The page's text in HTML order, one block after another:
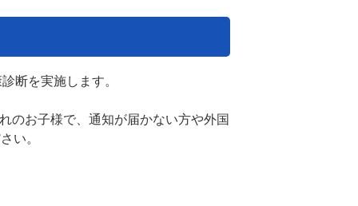
断を実施します。
お子様で、通知が届かない方や外国
い。